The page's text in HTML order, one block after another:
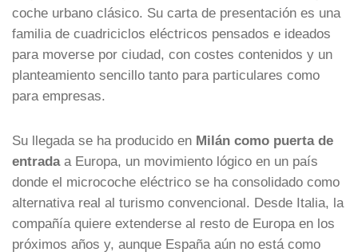
coche urbano clásico. Su carta de presentación es una
familia de cuadriciclos eléctricos pensados e ideados
para moverse por ciudad, con costes contenidos y un
planteamiento sencillo tanto para particulares como
para empresas.
Su llegada se ha producido en Milán como puerta de
entradaa Europa, un movimiento lógico en un país
donde el microcoche eléctrico se ha consolidado como
alternativa real al turismo convencional. Desde Italia, la
compañía quiere extenderse al resto de Europa en los
próximos años y, aunque España aún no está como